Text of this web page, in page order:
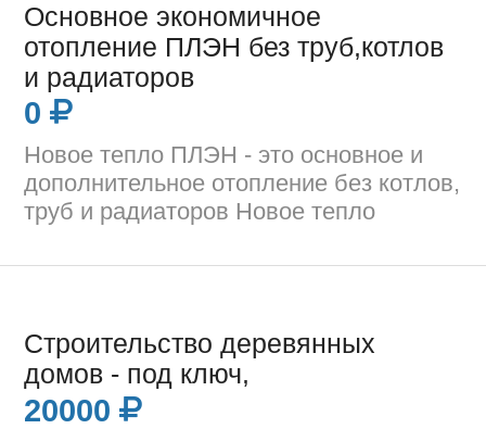
Основное экономичное
отопление ПЛЭН без труб,котлов
и радиаторов
0
Новое тепло ПЛЭН - это основное и
дополнительное отопление без котлов,
труб и радиаторов Новое тепло
Строительство деревянных
домов - под ключ,
20000